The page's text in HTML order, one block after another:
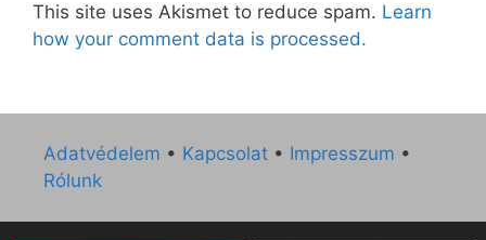
This site uses Akismet to reduce spam. Learn
how your comment data is processed.
Adatvédelem • Kapcsolat • Impresszum •
Rólunk